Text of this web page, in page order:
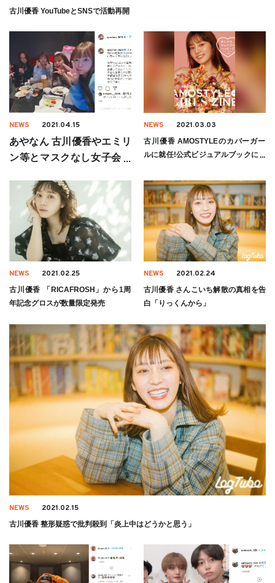
古川優香 YouTubeとSNSで活動再開
NEWS 2021.04.15
あやなん 古川優香やエミリ
ン等とマスクなし女子会を
NEWS 2021.03.03
古川優香 AMOSTYLEのカバーガー
ルに就任!公式ビジュアルブックに登
NEWS 2021.02.25
古川優香 「RICAFROSH」から1周
年記念グロスが数量限定発売
NEWS 2021.02.24
古川優香 さんこいち解散の真相を告
白「りっくんから」
NEWS 2021.02.15
古川優香 整形疑惑で批判殺到「炎上中はどうかと思う」